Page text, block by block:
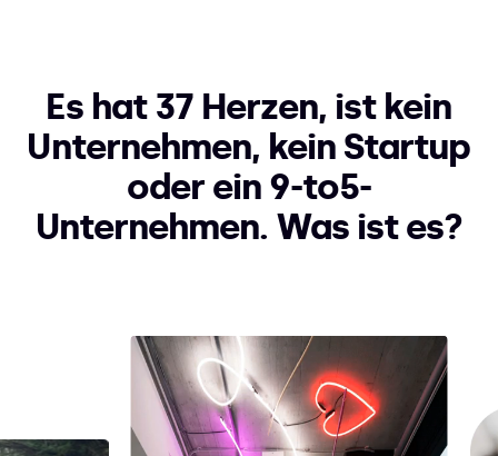
Es hat 37 Herzen, ist kein
Unternehmen, kein Startup
oder ein 9-to5-
Unternehmen. Was ist es?